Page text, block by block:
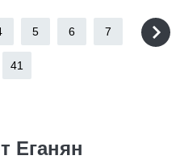
5 6 7
41
Еганян